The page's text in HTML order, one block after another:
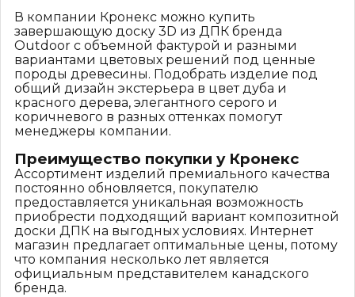
В компании Кронекс можно купить
завершающую доску 3D из ДПК бренда
Outdoor с объемной фактурой и разными
вариантами цветовых решений под ценные
породы древесины. Подобрать изделие под
общий дизайн экстерьера в цвет дуба и
красного дерева, элегантного серого и
коричневого в разных оттенках помогут
менеджеры компании.
Преимущество покупки у Кронекс
Ассортимент изделий премиального качества
постоянно обновляется, покупателю
предоставляется уникальная возможность
приобрести подходящий вариант композитной
доски ДПК на выгодных условиях. Интернет
магазин предлагает оптимальные цены, потому
что компания несколько лет является
официальным представителем канадского
бренда.